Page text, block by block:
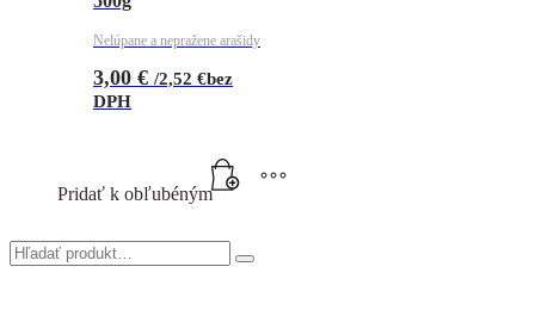
Nelúpane a nepražene arašidy
3,00 € /2,52 €bez
DPH
Pridať k obľubéným